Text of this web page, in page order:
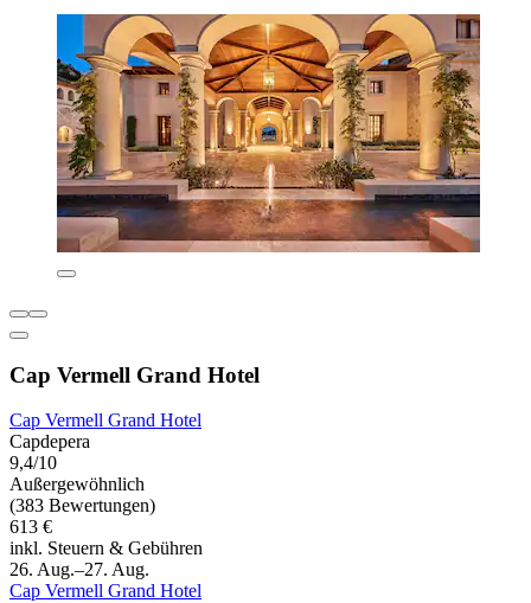
Cap Vermell Grand Hotel
Cap Vermell Grand Hotel
Capdepera
9,4/10
Außergewöhnlich
(383 Bewertungen)
613 €
inkl. Steuern & Gebühren
26. Aug.–27. Aug.
Cap Vermell Grand Hotel